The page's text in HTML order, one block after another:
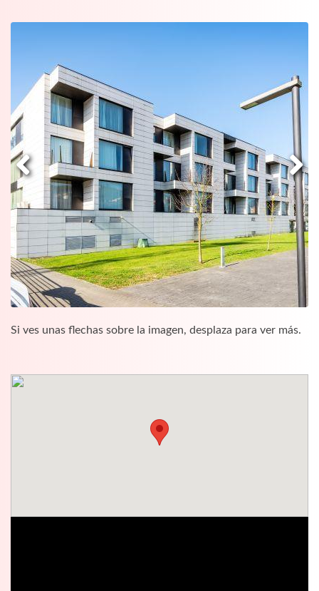
Si ves unas flechas sobre la imagen, desplaza para ver más.